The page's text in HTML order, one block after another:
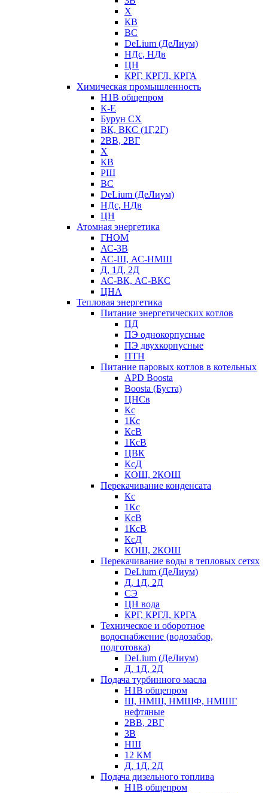
Х
КВ
ВС
DeLium (ДеЛиум)
НДс, НДв
ЦН
КРГ, КРГЛ, КРГА
Химическая промышленность
Н1В общепром
К-Е
Бурун СХ
ВК, ВКС (1Г,2Г)
2ВВ, 2ВГ
Х
КВ
РШ
ВС
DeLium (ДеЛиум)
НДс, НДв
ЦН
Атомная энергетика
ГНОМ
АС-3В
АС-Ш, АС-НМШ
Д, 1Д, 2Д
АС-ВК, АС-ВКС
ЦНА
Тепловая энергетика
Питание энергетических котлов
ПД
ПЭ однокорпусные
ПЭ двухкорпусные
ПТН
Питание паровых котлов в котельных
APD Boosta
Boosta (Буста)
ЦНСв
Кс
1Кс
КсВ
1КсВ
ЦВК
КсД
КОШ, 2КОШ
Перекачивание конденсата
Кс
1Кс
КсВ
1КсВ
КсД
КОШ, 2КОШ
Перекачивание воды в тепловых сетях
DeLium (ДеЛиум)
Д, 1Д, 2Д
СЭ
ЦН вода
КРГ, КРГЛ, КРГА
Техническое и оборотное
водоснабжение (водозабор,
подготовка)
DeLium (ДеЛиум)
Д, 1Д, 2Д
Подача турбинного масла
Н1В общепром
Ш, НМШ, НМШФ, НМШГ
нефтяные
2ВВ, 2ВГ
3В
НШ
12 КМ
Д, 1Д, 2Д
Подача дизельного топлива
Н1В общепром